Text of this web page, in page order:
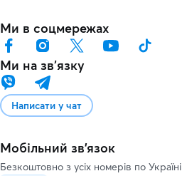
Ми в соцмережах
Ми на звʼязку
Написати у чат
Мобільний зв'язок
Безкоштовно з усіх номерів по Україні